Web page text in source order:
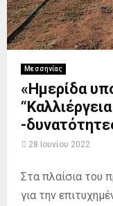
Μεσσηνίας
«Ημερίδα
-
28 Ιουνίου 2022
Στα πλαίσια του
για την